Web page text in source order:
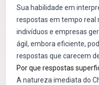
Sua habilidade em
respostas em tempo real
indivíduos e empresas
ágil, embora eficiente,
respostas que carecem
Por que respostas
A natureza imediata do